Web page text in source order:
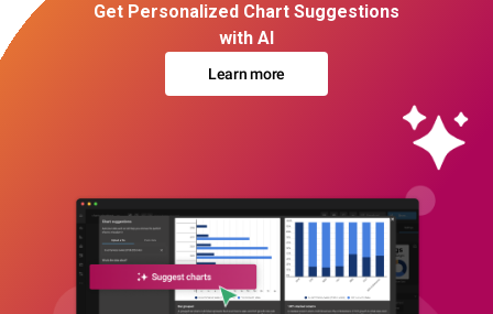
Get Personalized Chart Suggestions
with AI
Learn more